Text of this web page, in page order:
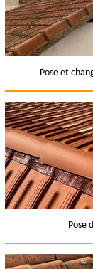
Pose et
Pose